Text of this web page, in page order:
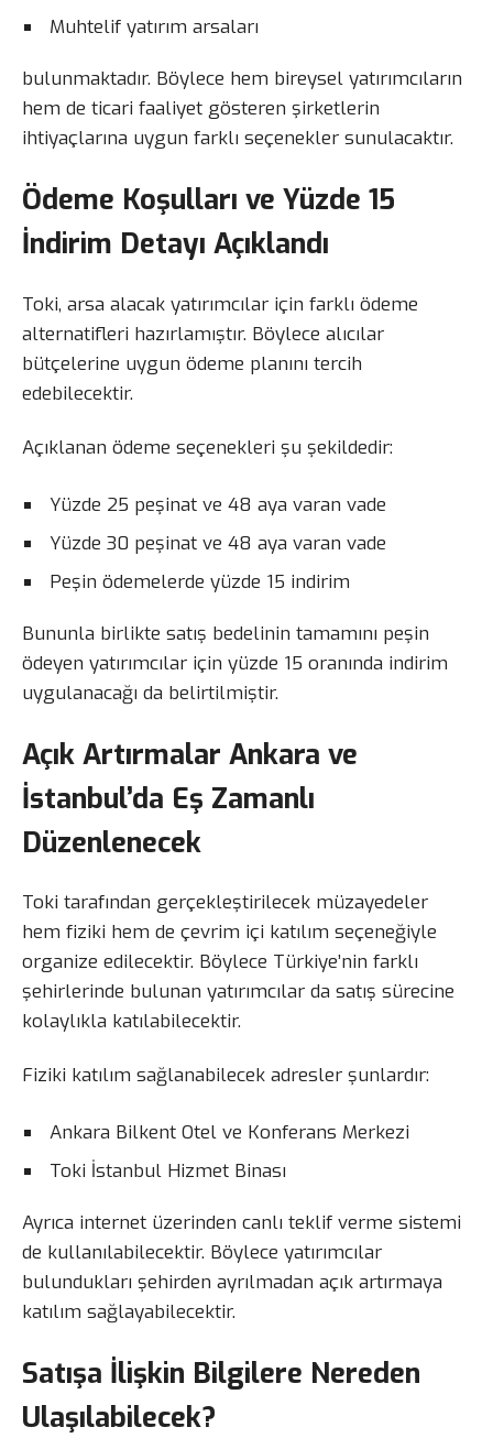
Muhtelif yatırım arsaları
bulunmaktadır. Böylece hem bireysel yatırımcıların
hem de ticari faaliyet gösteren şirketlerin
ihtiyaçlarına uygun farklı seçenekler sunulacaktır.
Ödeme Koşulları ve Yüzde 15
İndirim Detayı Açıklandı
Toki, arsa alacak yatırımcılar için farklı ödeme
alternatifleri hazırlamıştır. Böylece alıcılar
bütçelerine uygun ödeme planını tercih
edebilecektir.
Açıklanan ödeme seçenekleri şu şekildedir:
Yüzde 25 peşinat ve 48 aya varan vade
Yüzde 30 peşinat ve 48 aya varan vade
Peşin ödemelerde yüzde 15 indirim
Bununla birlikte satış bedelinin tamamını peşin
ödeyen yatırımcılar için yüzde 15 oranında indirim
uygulanacağı da belirtilmiştir.
Açık Artırmalar Ankara ve
İstanbul’da Eş Zamanlı
Düzenlenecek
Toki tarafından gerçekleştirilecek müzayedeler
hem fiziki hem de çevrim içi katılım seçeneğiyle
organize edilecektir. Böylece Türkiye’nin farklı
şehirlerinde bulunan yatırımcılar da satış sürecine
kolaylıkla katılabilecektir.
Fiziki katılım sağlanabilecek adresler şunlardır:
Ankara Bilkent Otel ve Konferans Merkezi
Toki İstanbul Hizmet Binası
Ayrıca internet üzerinden canlı teklif verme sistemi
de kullanılabilecektir. Böylece yatırımcılar
bulundukları şehirden ayrılmadan açık artırmaya
katılım sağlayabilecektir.
Satışa İlişkin Bilgilere Nereden
Ulaşılabilecek?